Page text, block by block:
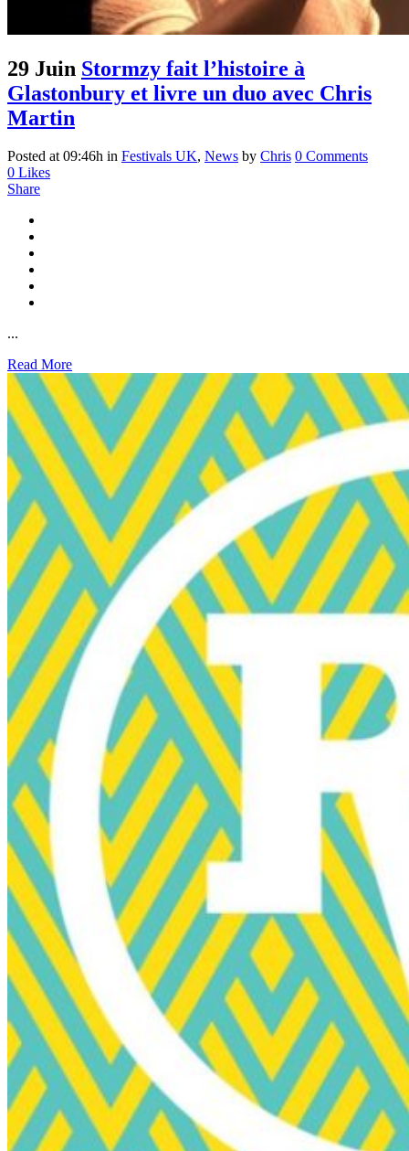
29 Juin Stormzy fait l’histoire à
Glastonbury et livre un duo avec Chris
Martin
Posted at 09:46h in Festivals UK, News by Chris 0 Comments
0 Likes
Share
...
Read More